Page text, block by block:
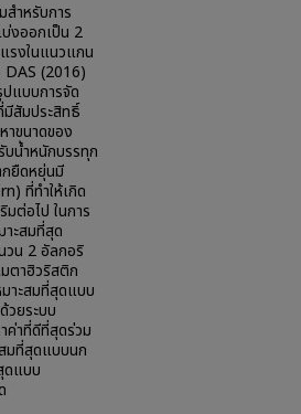
ำหรับการ
งออกเป็น 2
รงในแนวแกน
DAS (2016)
แบบการจัด
มีสัมประสิทธิ์
าขนาดของ
บน้ำหนักบรรทุก
กยืดหยุ่นมี
ที่ทำให้เกิด
ต่อไป ในการ
าะสมที่สุด
วน 2 อัลกอริ
ตาฮิวริสติก
าะสมที่สุดแบบ
วยระบบ
ค่าที่ดีที่สุดร่วม
มที่สุดแบบนก
ดแบบ